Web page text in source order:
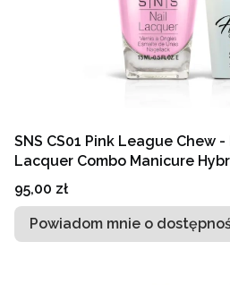
SNS CS01 Pink League Chew
Lacquer Combo Manicure
Cena
95,00 zł
Powiadom mnie o